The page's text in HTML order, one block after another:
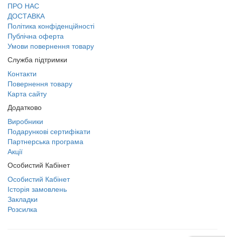
ПРО НАС
ДОСТАВКА
Політика конфіденційності
Публічна оферта
Умови повернення товару
Служба підтримки
Контакти
Повернення товару
Карта сайту
Додатково
Виробники
Подарункові сертифікати
Партнерська програма
Акції
Особистий Кабінет
Особистий Кабінет
Історія замовлень
Закладки
Розсилка